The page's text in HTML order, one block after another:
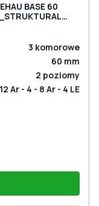
BASE 60
3 komorowe
60 mm
2 poziomy
Ar - 4 - 8 Ar - 4 LE